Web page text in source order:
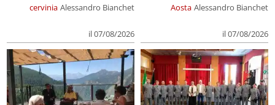
cervinia Alessandro Bianchet
il 07/08/2026
Aosta Alessandro Bianchet
il 07/08/2026